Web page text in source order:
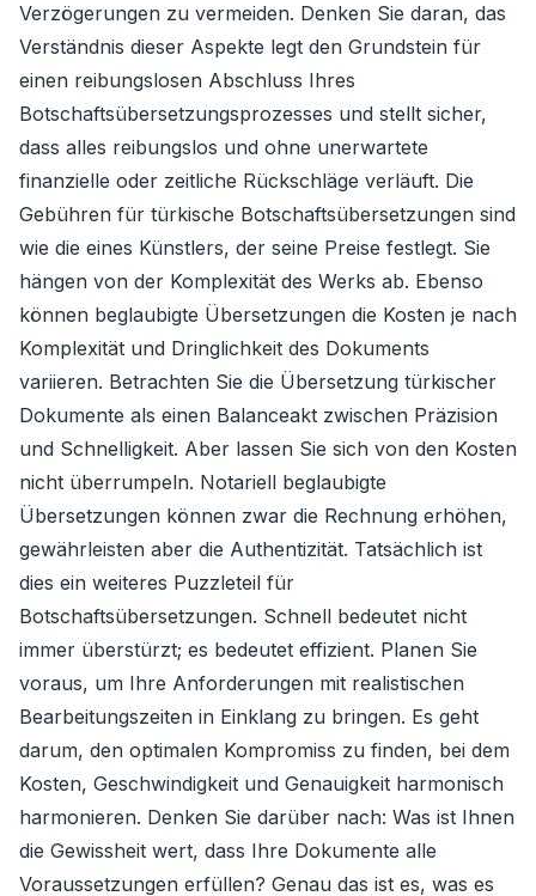
Verzögerungen zu vermeiden. Denken Sie daran, das
Verständnis dieser Aspekte legt den Grundstein für
einen reibungslosen Abschluss Ihres
Botschaftsübersetzungsprozesses und stellt sicher,
dass alles reibungslos und ohne unerwartete
finanzielle oder zeitliche Rückschläge verläuft. Die
Gebühren für türkische Botschaftsübersetzungen sind
wie die eines Künstlers, der seine Preise festlegt. Sie
hängen von der Komplexität des Werks ab. Ebenso
können beglaubigte Übersetzungen die Kosten je nach
Komplexität und Dringlichkeit des Dokuments
variieren. Betrachten Sie die Übersetzung türkischer
Dokumente als einen Balanceakt zwischen Präzision
und Schnelligkeit. Aber lassen Sie sich von den Kosten
nicht überrumpeln. Notariell beglaubigte
Übersetzungen können zwar die Rechnung erhöhen,
gewährleisten aber die Authentizität. Tatsächlich ist
dies ein weiteres Puzzleteil für
Botschaftsübersetzungen. Schnell bedeutet nicht
immer überstürzt; es bedeutet effizient. Planen Sie
voraus, um Ihre Anforderungen mit realistischen
Bearbeitungszeiten in Einklang zu bringen. Es geht
darum, den optimalen Kompromiss zu finden, bei dem
Kosten, Geschwindigkeit und Genauigkeit harmonisch
harmonieren. Denken Sie darüber nach: Was ist Ihnen
die Gewissheit wert, dass Ihre Dokumente alle
Voraussetzungen erfüllen? Genau das ist es, was es